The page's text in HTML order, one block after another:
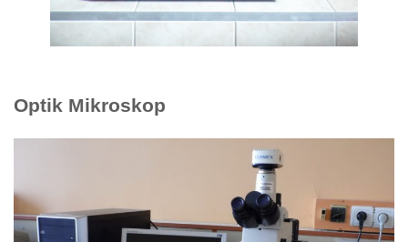
Optik Mikroskop